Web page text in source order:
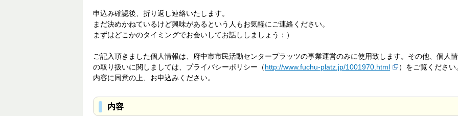
申込み確認後、折り返し連絡いたします。
まだ決めかねているけど興味があるという人もお気軽にご連絡ください。
まずはどこかのタイミングでお会いしてお話ししましょう：）
ご記入頂きました個人情報は、府中市市民活動センタープラッツの事業運営のみに使用致します。その他、個人
の取り扱いに関しましては、プライバシーポリシー（http://www.fuchu-platz.jp/1001970.html
）をご覧ください
内容に同意の上、お申込みください。
内容